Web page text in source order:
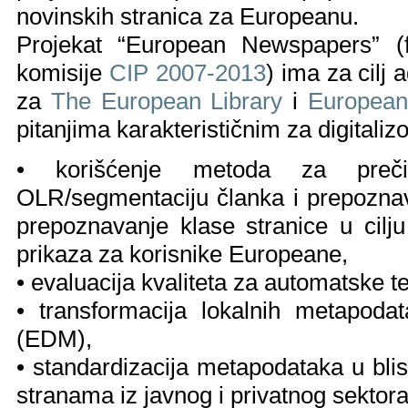
novinskih stranica za Europeanu.
Projekat “European
komisije CIP 2007-2013) ima za cilj
za The European Library i
pitanjima karakterističnim za
• korišćenje metoda za
OLR/segmentaciju članka i
prepoznavanje klase stranice u
prikaza za korisnike Europeane,
• evaluacija kvaliteta za automatske
• transformacija lokalnih
(EDM),
• standardizacija metapodataka u
stranama iz javnog i privatnog